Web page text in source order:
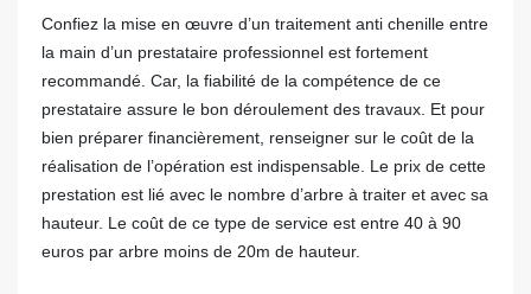
Confiez la mise en œuvre d’un traitement anti chenille entre
la main d’un prestataire professionnel est fortement
recommandé. Car, la fiabilité de la compétence de ce
prestataire assure le bon déroulement des travaux. Et pour
bien préparer financièrement, renseigner sur le coût de la
réalisation de l’opération est indispensable. Le prix de cette
prestation est lié avec le nombre d’arbre à traiter et avec sa
hauteur. Le coût de ce type de service est entre 40 à 90
euros par arbre moins de 20m de hauteur.